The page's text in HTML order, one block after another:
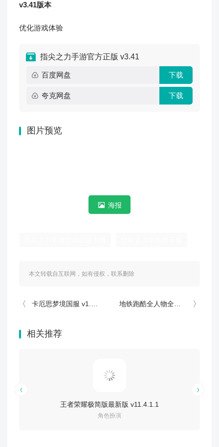
v3.41版本
优化游戏体验
指尖之力手游官方正版 v3.41
百度网盘 下载
夸克网盘 下载
图片预览
海报
本文转载自互联网，如有侵权，联系删除
卡厄思梦境国服 v1.0.727 地铁跑酷全人物全滑板解锁版本 v3.63.10
相关推荐
王者荣耀极简版最新版 v11.4.1.1
角色扮演